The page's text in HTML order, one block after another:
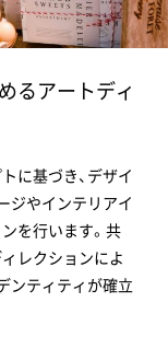
るアートディ
に基づき、デザイ
ジやインテリアイ
を行います。共
レクションによ
ンティティが確立